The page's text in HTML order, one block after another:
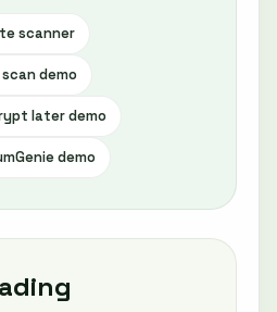
scanner
demo
later demo
demo